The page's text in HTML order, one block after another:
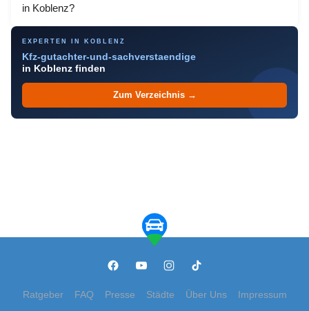
in Koblenz?
EXPERTEN IN KOBLENZ
Kfz-gutachter-und-sachverstaendige
in Koblenz finden
Zum Verzeichnis →
Ratgeber FAQ Presse Städte Über Uns Impressum